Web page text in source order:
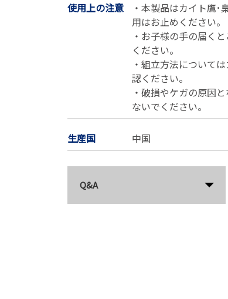
使用上の注意
・本製品はカイト鷹･
用はお止めください。
・お子様の手の届く
ください。
・組立方法について
認ください。
・破損やケガの原因
ないでください。
生産国 中国
Q&A